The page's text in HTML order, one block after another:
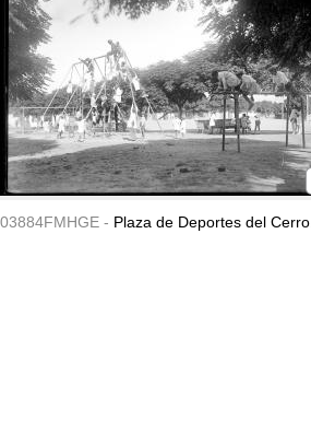
03884FMHGE - Plaza de Deportes del Cerro.